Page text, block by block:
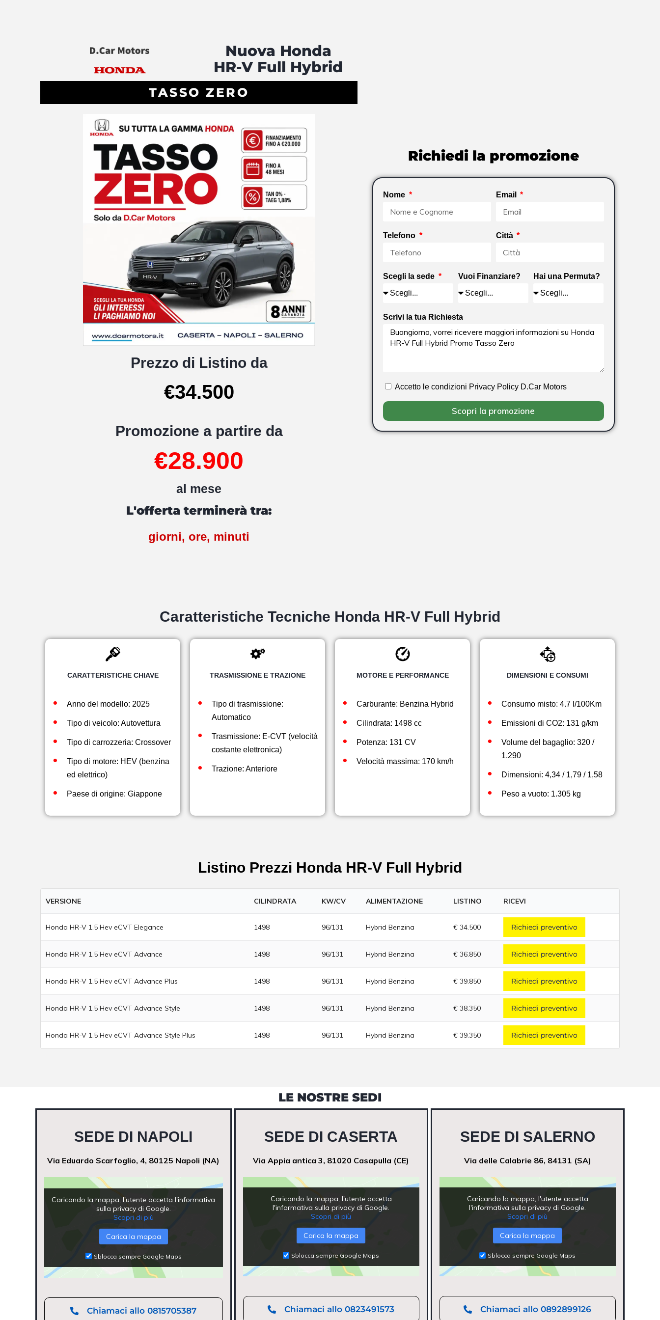
Nuova Honda
HR-V Full Hybrid
TASSO ZERO
Prezzo di Listino da
€34.500
Promozione a partire da
€28.900
al mese
L'offerta terminerà tra:
giorni, ore, minuti
Richiedi la promozione
Nome Email
Telefono Città
Scegli la sede Vuoi Finanziare? Hai una Permuta?
Scrivi la tua Richiesta
Accetto le condizioni Privacy Policy D.Car Motors
Scopri la promozione
Caratteristiche Tecniche Honda HR-V Full Hybrid
CARATTERISTICHE CHIAVE
Anno del modello: 2025
Tipo di veicolo: Autovettura
Tipo di carrozzeria: Crossover
Tipo di motore: HEV (benzina
ed elettrico)
Paese di origine: Giappone
TRASMISSIONE E TRAZIONE
Tipo di trasmissione:
Automatico
Trasmissione: E-CVT (velocità
costante elettronica)
Trazione: Anteriore
MOTORE E PERFORMANCE
Carburante: Benzina Hybrid
Cilindrata: 1498 cc
Potenza: 131 CV
Velocità massima: 170 km/h
DIMENSIONI E CONSUMI
Consumo misto: 4.7 l/100Km
Emissioni di CO2: 131 g/km
Volume del bagaglio: 320 /
1.290
Dimensioni: 4,34 / 1,79 / 1,58
Peso a vuoto: 1.305 kg
Listino Prezzi Honda HR-V Full Hybrid
VERSIONE CILINDRATA KW/CV ALIMENTAZIONE LISTINO RICEVI
Honda HR-V 1.5 Hev eCVT Elegance 1498 96/131 Hybrid Benzina € 34.500 Richiedi preventivo
Honda HR-V 1.5 Hev eCVT Advance 1498 96/131 Hybrid Benzina € 36.850 Richiedi preventivo
Honda HR-V 1.5 Hev eCVT Advance Plus 1498 96/131 Hybrid Benzina € 39.850 Richiedi preventivo
Honda HR-V 1.5 Hev eCVT Advance Style 1498 96/131 Hybrid Benzina € 38.350 Richiedi preventivo
Honda HR-V 1.5 Hev eCVT Advance Style Plus 1498 96/131 Hybrid Benzina € 39.350 Richiedi preventivo
LE NOSTRE SEDI
SEDE DI NAPOLI
Via Eduardo Scarfoglio, 4, 80125 Napoli (NA)
Caricando la mappa, l'utente accetta l'informativa
sulla privacy di Google.
Scopri di più
Carica la mappa
Sblocca sempre Google Maps
Chiamaci allo 0815705387
SEDE DI CASERTA
Via Appia antica 3, 81020 Casapulla (CE)
Caricando la mappa, l'utente accetta
l'informativa sulla privacy di Google.
Scopri di più
Carica la mappa
Sblocca sempre Google Maps
Chiamaci allo 0823491573
SEDE DI SALERNO
Via delle Calabrie 86, 84131 (SA)
Caricando la mappa, l'utente accetta
l'informativa sulla privacy di Google.
Scopri di più
Carica la mappa
Sblocca sempre Google Maps
Chiamaci allo 0892899126